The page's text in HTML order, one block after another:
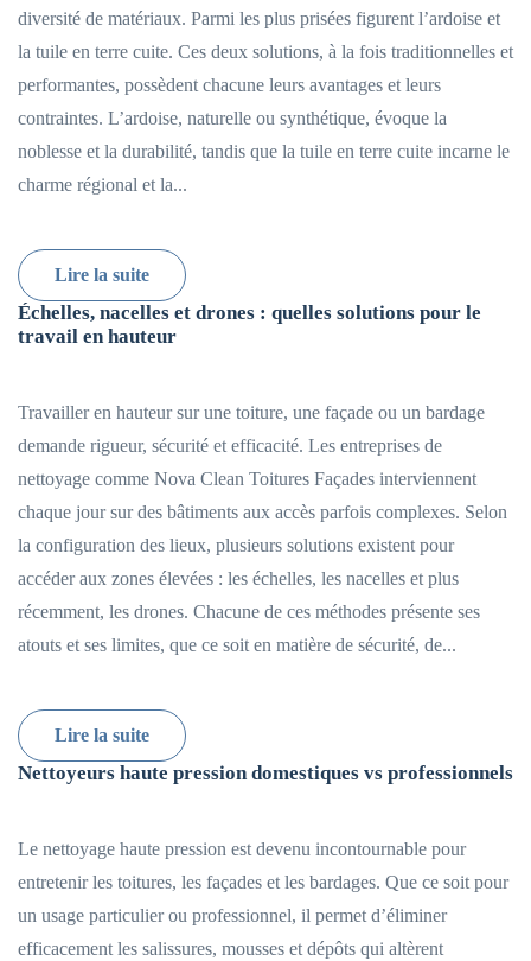
diversité de matériaux. Parmi les plus prisées figurent l’ardoise et
la tuile en terre cuite. Ces deux solutions, à la fois traditionnelles et
performantes, possèdent chacune leurs avantages et leurs
contraintes. L’ardoise, naturelle ou synthétique, évoque la
noblesse et la durabilité, tandis que la tuile en terre cuite incarne le
charme régional et la...
Lire la suite
Échelles, nacelles et drones : quelles solutions pour le
travail en hauteur
Travailler en hauteur sur une toiture, une façade ou un bardage
demande rigueur, sécurité et efficacité. Les entreprises de
nettoyage comme Nova Clean Toitures Façades interviennent
chaque jour sur des bâtiments aux accès parfois complexes. Selon
la configuration des lieux, plusieurs solutions existent pour
accéder aux zones élevées : les échelles, les nacelles et plus
récemment, les drones. Chacune de ces méthodes présente ses
atouts et ses limites, que ce soit en matière de sécurité, de...
Lire la suite
Nettoyeurs haute pression domestiques vs professionnels
Le nettoyage haute pression est devenu incontournable pour
entretenir les toitures, les façades et les bardages. Que ce soit pour
un usage particulier ou professionnel, il permet d’éliminer
efficacement les salissures, mousses et dépôts qui altèrent